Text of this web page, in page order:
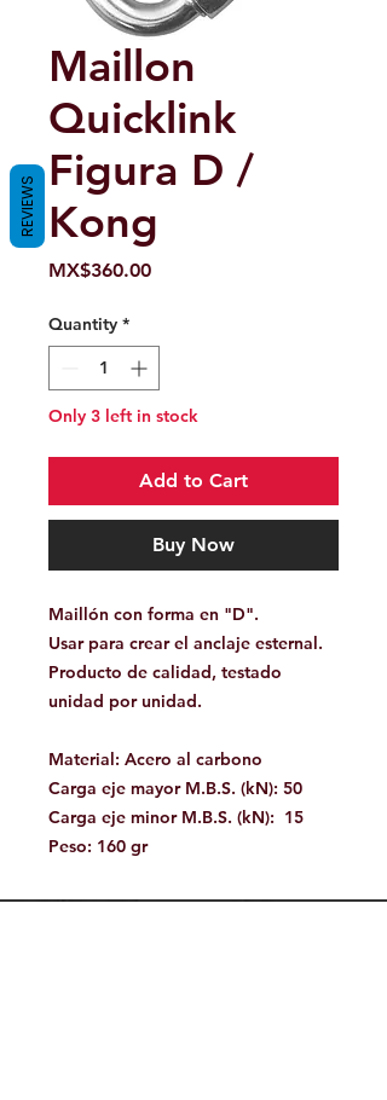
Maillon
Quicklink
Figura D /
Kong
MX$360.00Price
Quantity *
Only 3 left in stock
Add to Cart
Buy Now
Maillón con forma en "D".
Usar para crear el anclaje esternal.
Producto de calidad, testado
unidad por unidad.
Material: Acero al carbono
Carga eje mayor M.B.S. (kN): 50
Carga eje minor M.B.S. (kN): 15
Peso: 160 gr
REVIEWS